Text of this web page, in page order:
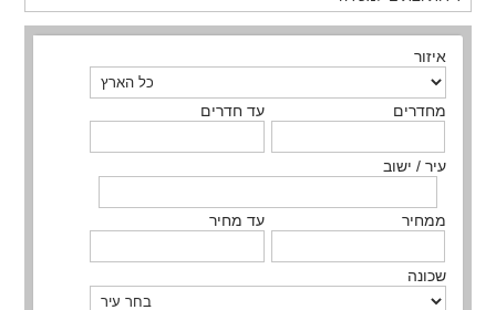
איזור
מחדרים עד חדרים
עיר / ישוב
ממחיר עד מחיר
שכונה